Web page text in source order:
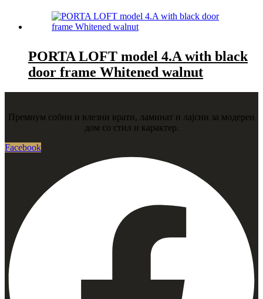
PORTA LOFT model 4.A with black
door frame Whitened walnut
Премиум собни и влезни врати, ламинат и лајсни за модерен
дом со стил и карактер.
Facebook